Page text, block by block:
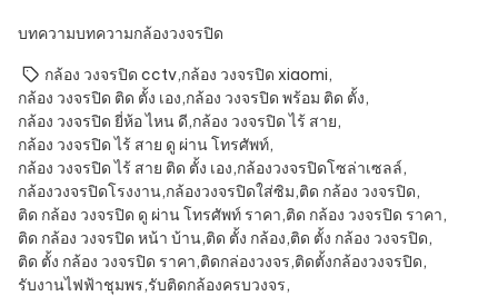
บทความบทความกล้องวงจรปิด
กล้อง วงจรปิด cctv,กล้อง วงจรปิด xiaomi,
กล้อง วงจรปิด ติด ตั้ง เอง,กล้อง วงจรปิด พร้อม ติด ตั้ง,
กล้อง วงจรปิด ยี่ห้อ ไหน ดี,กล้อง วงจรปิด ไร้ สาย,
กล้อง วงจรปิด ไร้ สาย ดู ผ่าน โทรศัพท์,
กล้อง วงจรปิด ไร้ สาย ติด ตั้ง เอง,กล้องวงจรปิดโซล่าเซลล์,
กล้องวงจรปิดโรงงาน,กล้องวงจรปิดใส่ซิม,ติด กล้อง วงจรปิด,
ติด กล้อง วงจรปิด ดู ผ่าน โทรศัพท์ ราคา,ติด กล้อง วงจรปิด ราคา,
ติด กล้อง วงจรปิด หน้า บ้าน,ติด ตั้ง กล้อง,ติด ตั้ง กล้อง วงจรปิด,
ติด ตั้ง กล้อง วงจรปิด ราคา,ติดกล่องวงจร,ติดตั้งกล้องวงจรปิด,
รับงานไฟฟ้าชุมพร,รับติดกล้องครบวงจร,